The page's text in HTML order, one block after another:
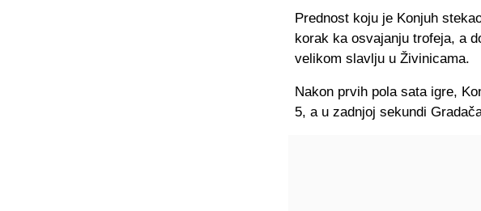
Prednost koju je Konjuh
korak ka osvajanju trofeja, a
velikom slavlju u Živinicama.
Nakon prvih pola sata igre,
5, a u zadnjoj sekundi